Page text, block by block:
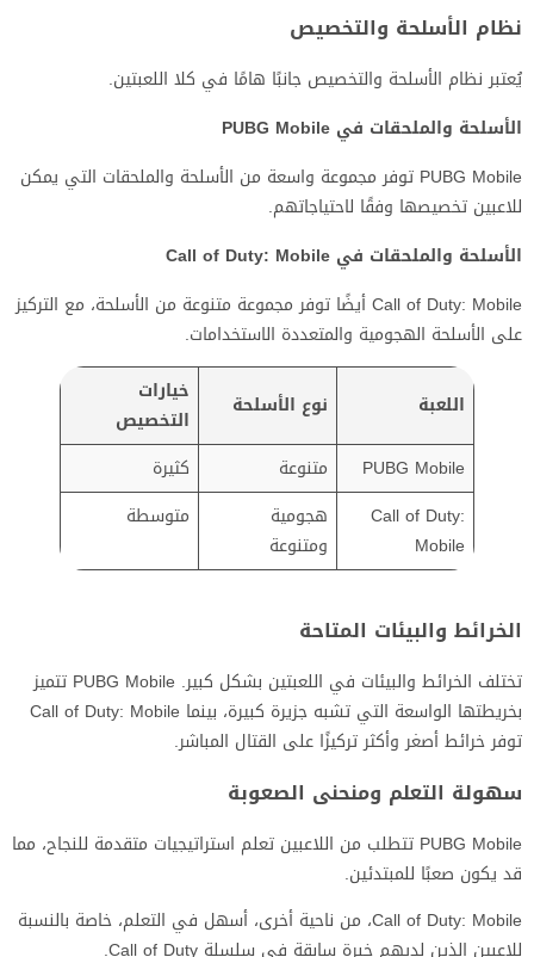
نظام الأسلحة والتخصيص
يُعتبر نظام الأسلحة والتخصيص جانبًا هامًا في كلا اللعبتين.
الأسلحة والملحقات في PUBG Mobile
PUBG Mobile توفر مجموعة واسعة من الأسلحة والملحقات التي يمكن
للاعبين تخصيصها وفقًا لاحتياجاتهم.
الأسلحة والملحقات في Call of Duty: Mobile
Call of Duty: Mobile أيضًا توفر مجموعة متنوعة من الأسلحة، مع التركيز
على الأسلحة الهجومية والمتعددة الاستخدامات.
اللعبة نوع الأسلحة
خيارات
التخصيص
PUBG Mobile
متنوعة
كثيرة
Call of Duty:
Mobile
هجومية
ومتنوعة
متوسطة
الخرائط والبيئات المتاحة
تختلف الخرائط والبيئات في اللعبتين بشكل كبير. PUBG Mobile تتميز
بخريطتها الواسعة التي تشبه جزيرة كبيرة، بينما Call of Duty: Mobile
توفر خرائط أصغر وأكثر تركيزًا على القتال المباشر.
سهولة التعلم ومنحنى الصعوبة
PUBG Mobile تتطلب من اللاعبين تعلم استراتيجيات متقدمة للنجاح، مما
قد يكون صعبًا للمبتدئين.
Call of Duty: Mobile، من ناحية أخرى، أسهل في التعلم، خاصة بالنسبة
للاعبين الذين لديهم خبرة سابقة في سلسلة Call of Duty.